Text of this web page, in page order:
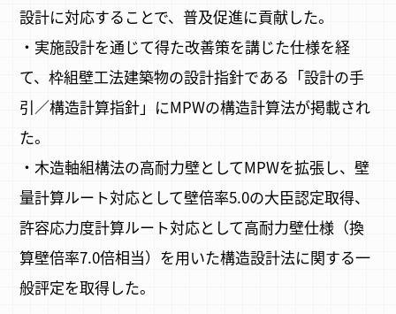
設計に対応することで、普及促進に貢献した。
・実施設計を通じて得た改善策を講じた仕様を経
て、枠組壁工法建築物の設計指針である「設計の手
引／構造計算指針」にMPWの構造計算法が掲載され
た。
・木造軸組構法の高耐力壁としてMPWを拡張し、壁
量計算ルート対応として壁倍率5.0の大臣認定取得、
許容応力度計算ルート対応として高耐力壁仕様（換
算壁倍率7.0倍相当）を用いた構造設計法に関する一
般評定を取得した。